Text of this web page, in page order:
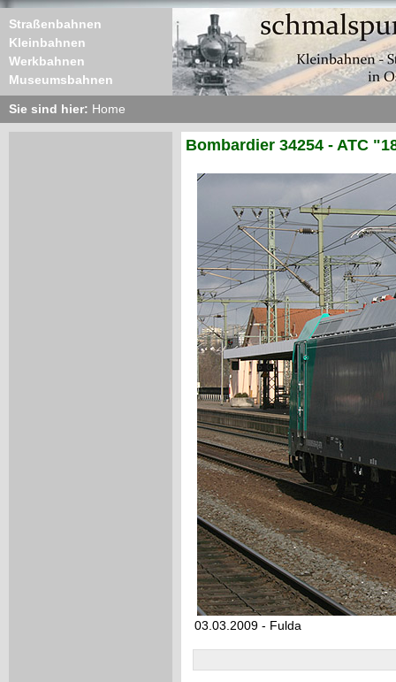
Straßenbahnen
Kleinbahnen
Werkbahnen
Museumsbahnen
Sie sind hier: Home
Bombardier 34254 - ATC
03.03.2009 - Fulda